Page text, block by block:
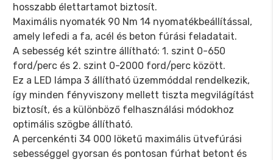
hosszabb élettartamot biztosít.
Maximális nyomaték 90 Nm 14 nyomatékbeállítással,
amely lefedi a fa, acél és beton fúrási feladatait.
A sebesség két szintre állítható: 1. szint 0-650
ford/perc és 2. szint 0-2000 ford/perc között.
Ez a LED lámpa 3 állítható üzemmóddal rendelkezik,
így minden fényviszony mellett tiszta megvilágítást
biztosít, és a különböző felhasználási módokhoz
optimális szögbe állítható.
A percenkénti 34 000 löketű maximális ütvefúrási
sebességgel gyorsan és pontosan fúrhat betont és